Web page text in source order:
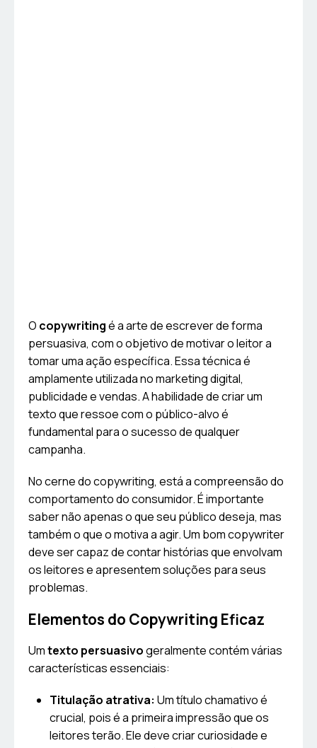
O copywritingé a arte de escrever de forma
persuasiva, com o objetivo de motivar o leitor a
tomar uma ação específica. Essa técnica é
amplamente utilizada no marketing digital,
publicidade e vendas. A habilidade de criar um
texto que ressoe com o público-alvo é
fundamental para o sucesso de qualquer
campanha.
No cerne do copywriting, está a compreensão do
comportamento do consumidor. É importante
saber não apenas o que seu público deseja, mas
também o que o motiva a agir. Um bom copywriter
deve ser capaz de contar histórias que envolvam
os leitores e apresentem soluções para seus
problemas.
Elementos do Copywriting Eficaz
Umtexto persuasivogeralmente contém várias
características essenciais:
Titulação atrativa: Um título chamativo é
crucial, pois é a primeira impressão que os
leitores terão. Ele deve criar curiosidade e